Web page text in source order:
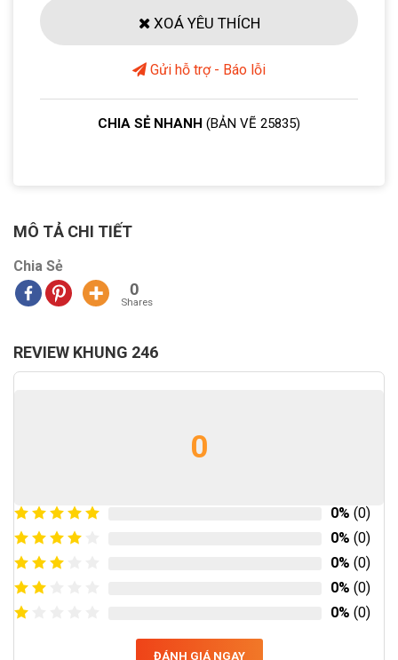
XOÁ YÊU THÍCH
Gửi hỗ trợ - Báo lỗi
CHIA SẺ NHANH (BẢN VẼ 25835)
MÔ TẢ CHI TIẾT
Chia Sẻ
0
Shares
REVIEW KHUNG 246
0
0% (0)
0% (0)
0% (0)
0% (0)
0% (0)
ĐÁNH GIÁ NGAY